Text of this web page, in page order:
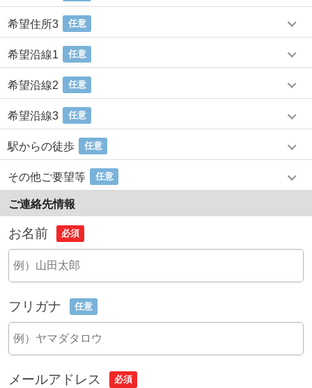
希望住所3 任意
希望沿線1 任意
希望沿線2 任意
希望沿線3 任意
駅からの徒歩 任意
その他ご要望等 任意
ご連絡先情報
お名前 必須
フリガナ 任意
メールアドレス 必須